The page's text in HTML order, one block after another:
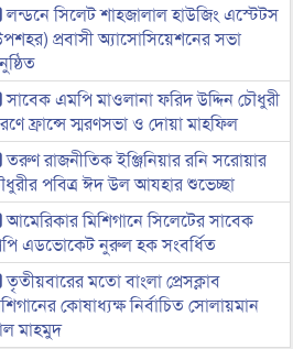
লন্ডনে সিলেট শাহজালাল হাউজিং এস্টেটস
প্রবাসী অ্যাসোসিয়েশনের সভা
সাবেক এমপি মাওলানা ফরিদ উদ্দিন চৌধুরী
ফ্রান্সে স্মরণসভা ও দোয়া মাহফিল
তরুণ রাজনীতিক ইঞ্জিনিয়ার রনি সরোয়ার
পবিত্র ঈদ উল আযহার শুভেচ্ছা
আমেরিকার মিশিগানে সিলেটের সাবেক
এডভোকেট নুরুল হক সংবর্ধিত
তৃতীয়বারের মতো বাংলা প্রেসক্লাব
কোষাধ্যক্ষ নির্বাচিত সোলায়মান
মাহমুদ